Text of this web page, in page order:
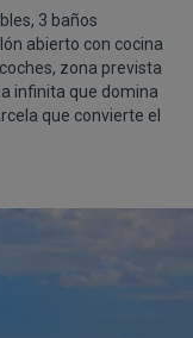
3 baños
abierto con cocina
zona prevista
infinita que domina
que convierte el